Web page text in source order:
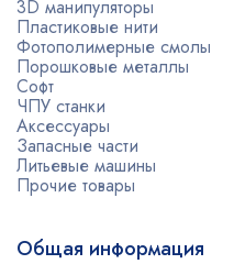
3D манипуляторы
Пластиковые нити
Фотополимерные смолы
Порошковые металлы
Софт
ЧПУ станки
Аксессуары
Запасные части
Литьевые машины
Прочие товары
Общая информация